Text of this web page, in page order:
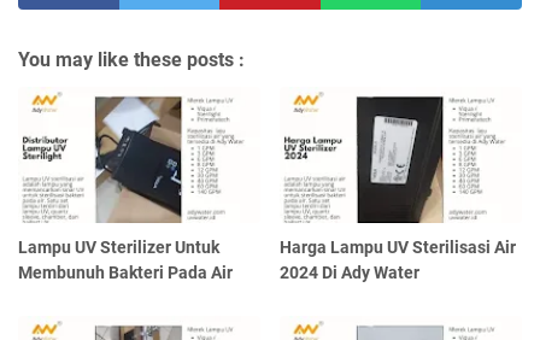
You may like these posts :
Lampu UV Sterilizer Untuk
Membunuh Bakteri Pada Air
Harga Lampu UV Sterilisasi Air
2024 Di Ady Water